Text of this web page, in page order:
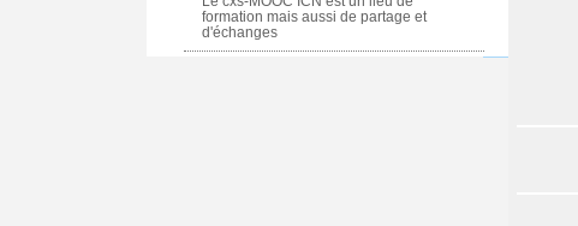
formation mais aussi de partage et
d'échanges